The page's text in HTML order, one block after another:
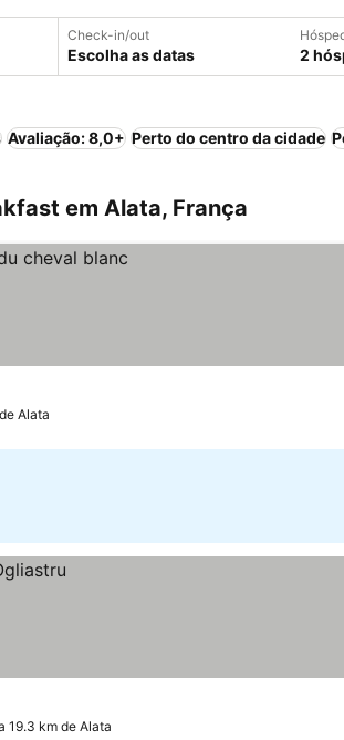
Check-in/out
Escolha as datas 2
Avaliação: 8,0+ Perto do centro da cidade
em Alata, França
Alata
19.3 km de Alata